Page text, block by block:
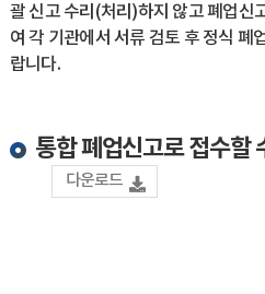
괄 신고 수리(처리)하지 않고 폐업신
여 각 기관에서 서류 검토 후 정식 폐
랍니다.
통합 폐업신고로 접수할
다운로드